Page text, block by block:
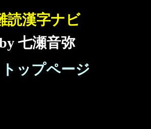
読漢字ナビ
七瀬音弥
ップページ